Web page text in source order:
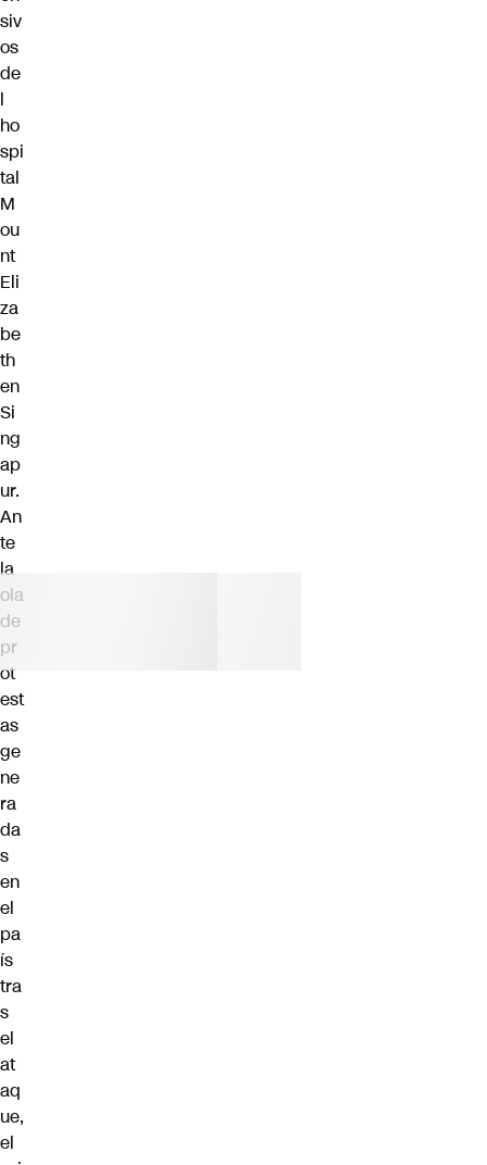
siv
os
de
l
ho
spi
tal
M
ou
nt
Eli
za
be
th
en
Si
ng
ap
ur.
An
te
la
ola
de
pr
ot
est
as
ge
ne
ra
da
s
en
el
pa
ís
tra
s
el
at
aq
ue,
el